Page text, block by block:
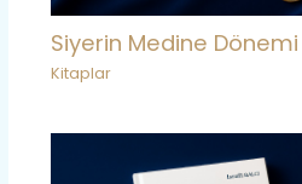
Siyerin Medine Dönemi
Kitaplar